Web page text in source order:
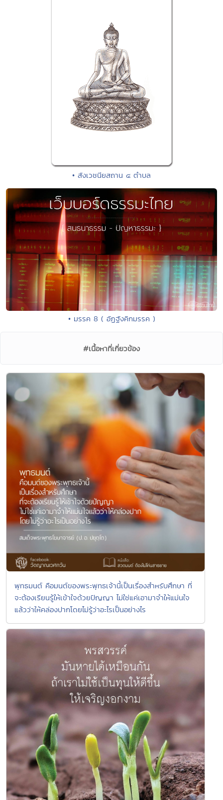
• สังเวชนียสถาน ๔ ตำบล
• มรรค 8 ( อัฏฐังคิกมรรค )
#เนื้อหาที่เกี่ยวข้อง
พุทธมนต์ คือมนต์ของพระพุทธเจ้านี้เป็นเรื่องสำหรับศึกษา ที่
จะต้องเรียนรู้ให้เข้าใจด้วยปัญญา ไม่ใช่แค่เอามาจำให้แม่นใจ
แล้วว่าให้คล่องปากโดยไม่รู้ว่าอะไรเป็นอย่างไร